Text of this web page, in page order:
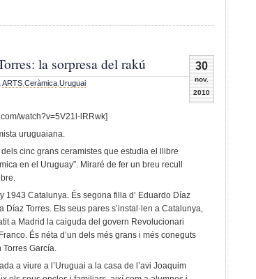
30
nov.
2010
la sorpresa del rakú
ARTS Ceràmica Uruguai
watch?v=5V21l-lRRwk]
uruguaiana.
cinc grans ceramistes que estudia el llibre
en el Uruguay”. Miraré de fer un breu recull
1943 Catalunya. És segona filla d’ Eduardo Díaz
Torres. Els seus pares s’instal·len a Catalunya,
a Madrid la caiguda del govern Revolucionari
És néta d’un dels més grans i més coneguts
Torres García.
a viure a l’Uruguai a la casa de l’avi Joaquim